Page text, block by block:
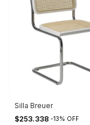
Silla Breuer
$253.338 -13% OFF